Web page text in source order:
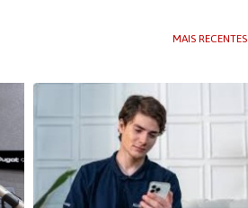
MAIS RECENTES